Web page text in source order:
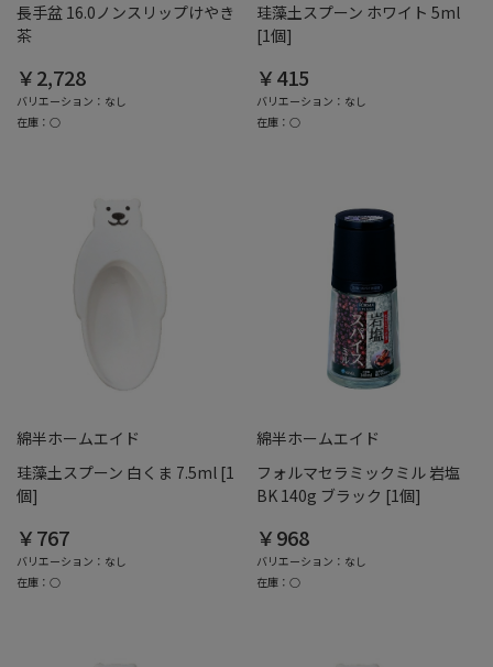
長手盆 16.0ノンスリップけやき
茶
￥2,728
バリエーション：なし
在庫：○
珪藻土スプーン ホワイト 5ml
[1個]
￥415
バリエーション：なし
在庫：○
綿半ホームエイド
珪藻土スプーン 白くま 7.5ml [1
個]
￥767
バリエーション：なし
在庫：○
綿半ホームエイド
フォルマセラミックミル 岩塩
BK 140g ブラック [1個]
￥968
バリエーション：なし
在庫：○